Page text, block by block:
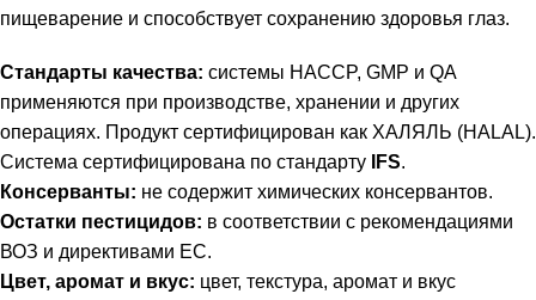
пищеварение и способствует сохранению здоровья глаз.
Стандарты качества: системы HACCP, GMP и QA
применяются при производстве, хранении и других
операциях. Продукт сертифицирован как ХАЛЯЛЬ (HALAL).
Система сертифицирована по стандарту
IFS.
Консерванты: не содержит химических консервантов.
Остатки пестицидов: в соответствии с рекомендациями
ВОЗ и директивами ЕС.
Цвет, аромат и вкус: цвет, текстура, аромат и вкус